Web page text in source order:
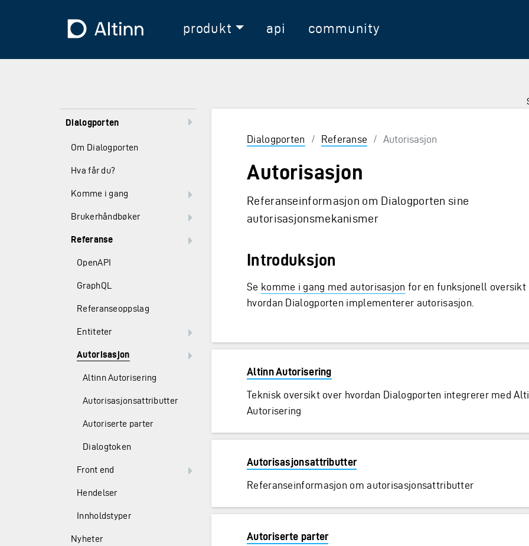
Til forsidenprodukt api community
Dialogporten
Om Dialogporten
Hva får du?
Komme i gang
Brukerhåndbøker
Referanse
OpenAPI
GraphQL
Referanseoppslag
Entiteter
Autorisasjon
Altinn Autorisering
Autorisasjonsattributter
Autoriserte parter
Dialogtoken
Front end
Hendelser
Innholdstyper
Nyheter
Dialogporten / Referanse / Autorisasjon
Autorisasjon
Referanseinformasjon om Dialogporten sine
autorisasjonsmekanismer
Introduksjon
Se komme i gang med autorisasjon for en funksjonell oversikt
hvordan Dialogporten implementerer autorisasjon.
Altinn Autorisering
Teknisk oversikt over hvordan Dialogporten integrerer med
Autorisering
Autorisasjonsattributter
Referanseinformasjon om autorisasjonsattributter
Autoriserte parter